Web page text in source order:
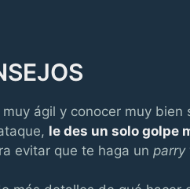
ágil y conocer muy bien
le des un solo golpe
evitar que te haga un parry